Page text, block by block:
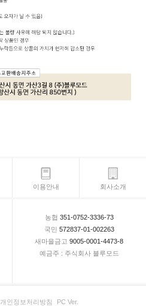
이용안내 회사소개
농협 351-0752-3336-73
국민 572837-01-002263
새마을금고 9005-0001-4473-8
예금주 : 주식회사 블루모드
개인정보처리방침 PC Ver.